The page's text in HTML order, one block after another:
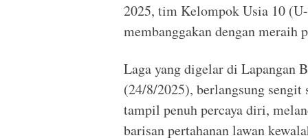
2025, tim Kelompok Usia 10
membanggakan dengan meraih
Laga yang digelar di Lapangan
(24/8/2025), berlangsung
tampil penuh percaya diri,
barisan pertahanan lawan